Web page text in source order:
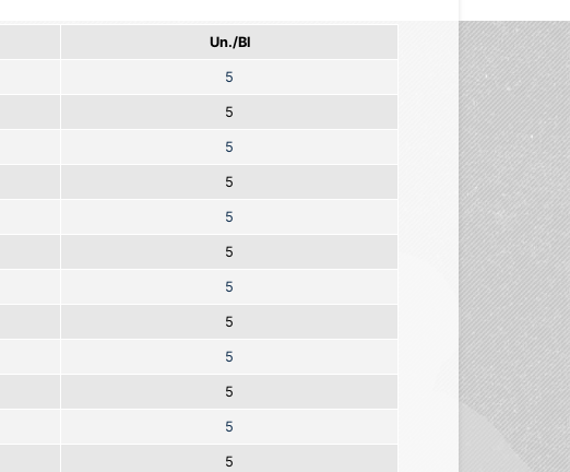
Un./Bl
5
5
5
5
5
5
5
5
5
5
5
5